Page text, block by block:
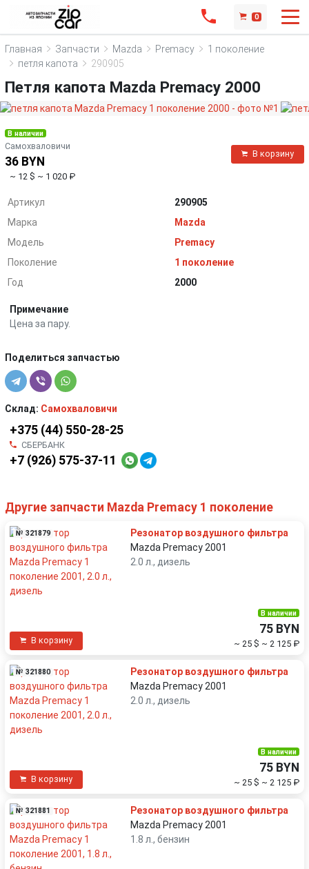
0
Главная Запчасти Mazda Premacy
1 поколение
петля капота
290905
Петля капота Mazda Premacy 2000
В наличии
Самохваловичи
36 BYN
~ 12 $ ~ 1 020 ₽
В корзину
Артикул
290905
Марка
Mazda
Модель
Premacy
Поколение
1 поколение
Год
2000
Примечание
Цена за пару.
Поделиться запчастью
Склад: Самохваловичи
+375 (44) 550-28-25
СБЕРБАНК
+7 (926) 575-37-11
Другие запчасти Mazda Premacy 1 поколение
№ 321879
Резонатор воздушного фильтра
Mazda Premacy 2001
2.0 л., дизель
В корзину
В наличии
75 BYN
~ 25 $ ~ 2 125 ₽
№ 321880
Резонатор воздушного фильтра
Mazda Premacy 2001
2.0 л., дизель
В корзину
В наличии
75 BYN
~ 25 $ ~ 2 125 ₽
№ 321881
Резонатор воздушного фильтра
Mazda Premacy 2001
1.8 л., бензин